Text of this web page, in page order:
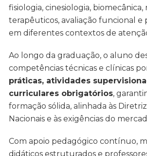
fisiologia, cinesiologia, biomecânica,
terapêuticos, avaliação funcional e
em diferentes contextos de
Ao longo da graduação, o aluno
competências técnicas e clínicas
práticas, atividades
curriculares obrigatórios,
formação sólida, alinhada às
Nacionais e às exigências do
Com apoio pedagógico contínuo,
didáticos estruturados e